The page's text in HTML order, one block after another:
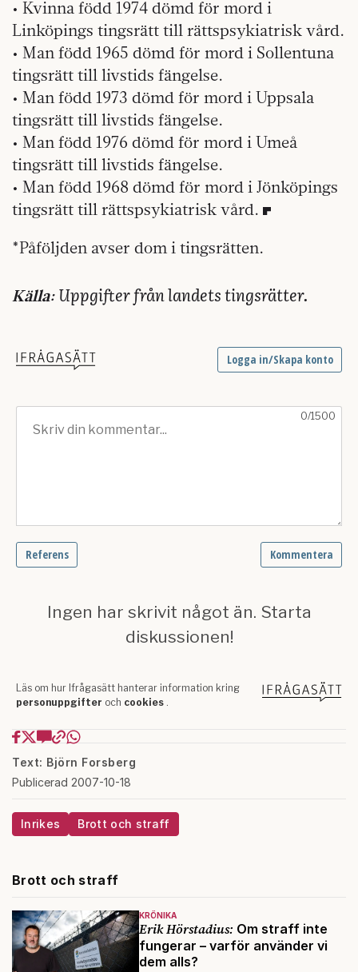
• Kvinna född 1974 dömd för mord i
Linköpings tingsrätt till rättspsykiatrisk vård.
• Man född 1965 dömd för mord i Sollentuna
tingsrätt till livstids fängelse.
• Man född 1973 dömd för mord i Uppsala
tingsrätt till livstids fängelse.
• Man född 1976 dömd för mord i Umeå
tingsrätt till livstids fängelse.
• Man född 1968 dömd för mord i Jönköpings
tingsrätt till rättspsykiatrisk vård.
*Påföljden avser dom i tingsrätten.
Källa: Uppgifter från landets tingsrätter.
Text: Björn Forsberg
Publicerad 2007-10-18
Inrikes Brott och straff
Brott och straff
KRÖNIKA
Erik Hörstadius: Om straff inte
fungerar – varför använder vi
dem alls?